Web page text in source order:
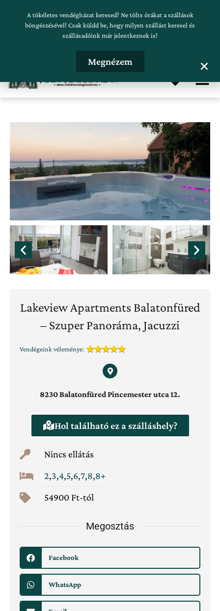
Szálláskeresés beküldése
Lakeview Apartments Balatonfüred
– Szuper Panoráma, Jacuzzi
Vendégeink véleménye:
8230 Balatonfüred Pincemester utca 12.
Hol található ez a szálláshely?
Nincs ellátás
2,3,4,5,6,7,8,8+
54900 Ft-tól
Megosztás
Facebook
WhatsApp
A tökéletes vendégházat keresed? Ne tölts órákat a szállások
böngészésével! Csak küldd be, hogy milyen szállást keresel és
szállásadóink már jelentkeznek is!
Megnézem